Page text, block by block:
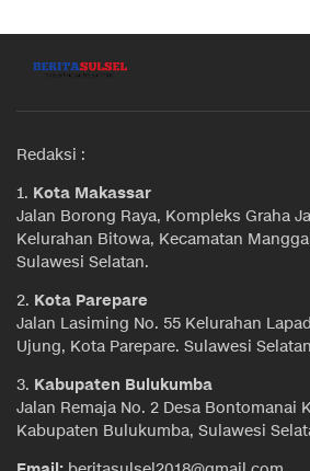
Redaksi :
1. Kota Makassar
Jalan Borong Raya, Kompleks Graha
Kelurahan Bitowa, Kecamatan
Sulawesi Selatan.
2. Kota Parepare
Jalan Lasiming No. 55 Kelurahan
Ujung, Kota Parepare. Sulawesi
3. Kabupaten Bulukumba
Jalan Remaja No. 2 Desa Bontomanai
Kabupaten Bulukumba, Sulawesi